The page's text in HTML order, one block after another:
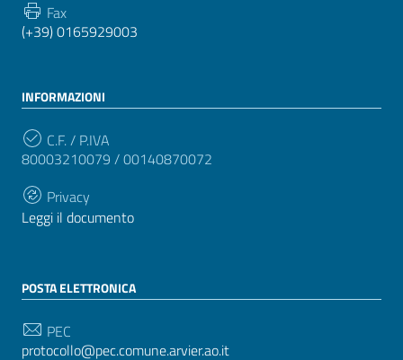
Fax
(+39) 0165929003
INFORMAZIONI
C.F. / P.IVA
80003210079 / 00140870072
Privacy
Leggi il documento
POSTA ELETTRONICA
PEC
protocollo@pec.comune.arvier.ao.it